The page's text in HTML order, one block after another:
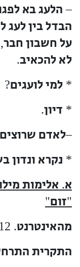
– הלעג בא
הבדל בין
על חשבון חבר,
לא להכאיב.
* למי לועגים?
* דיון.
–לאדם
* נקרא ונדון
א. אלימות
"זום"
מהאינטרנט. Mako. N12.
התקרית